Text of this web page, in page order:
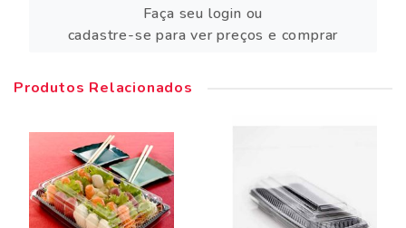
Faça seu login ou
cadastre-se para ver preços e comprar
Produtos Relacionados